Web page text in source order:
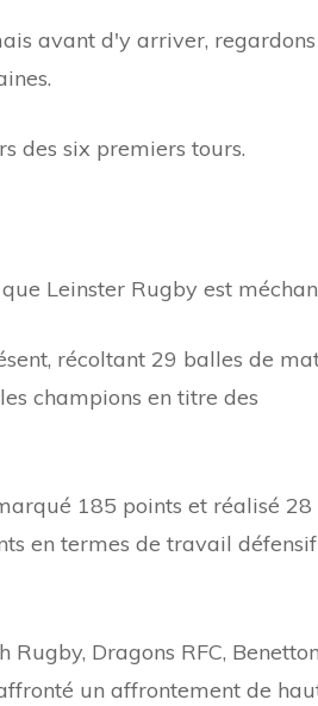
avant d'y arriver, regardons
des six premiers tours.
Leinster Rugby est
récoltant 29 balles de
champions en titre des
185 points et réalisé 28
en termes de travail défensif
Dragons RFC,
un affrontement de